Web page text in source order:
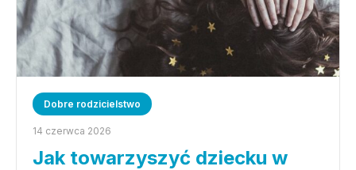
Dobre rodzicielstwo
14 czerwca 2026
Jak towarzyszyć dziecku w